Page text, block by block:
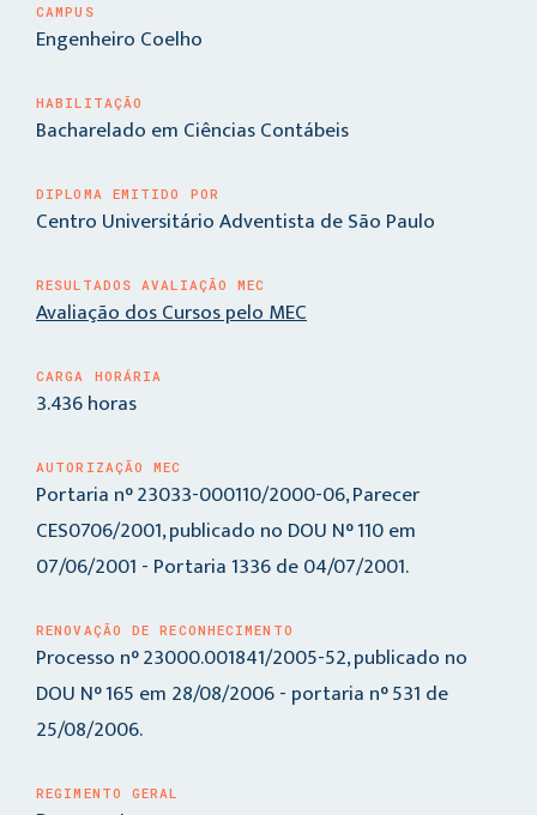
CAMPUS
Engenheiro Coelho
HABILITAÇÃO
Bacharelado em Ciências Contábeis
DIPLOMA EMITIDO POR
Centro Universitário Adventista de São Paulo
RESULTADOS AVALIAÇÃO MEC
Avaliação dos Cursos pelo MEC
CARGA HORÁRIA
3.436 horas
AUTORIZAÇÃO MEC
Portaria n° 23033-000110/2000-06, Parecer
CES0706/2001, publicado no DOU N° 110 em
07/06/2001 - Portaria 1336 de 04/07/2001.
RENOVAÇÃO DE RECONHECIMENTO
Processo n° 23000.001841/2005-52, publicado no
DOU N° 165 em 28/08/2006 - portaria n° 531 de
25/08/2006.
REGIMENTO GERAL